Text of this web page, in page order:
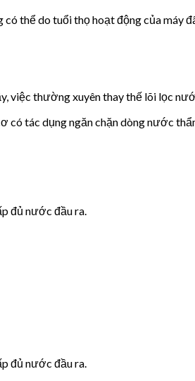
thể do tuổi thọ hoạt động của máy
việc thường xuyên thay thế lõi lọc
có tác dụng ngăn chặn dòng nước
đủ nước đầu ra.
đủ nước đầu ra.